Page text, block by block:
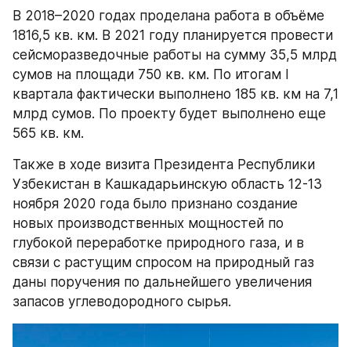
В 2018–2020 годах проделана работа в объёме
1816,5 кв. км. В 2021 году планируется провести
сейсморазведочные работы на сумму 35,5 млрд
сумов на площади 750 кв. км. По итогам I
квартала фактически выполнено 185 кв. км на 7,1
млрд сумов. По проекту будет выполнено еще
565 кв. км.
Также в ходе визита Президента Республики
Узбекистан в Кашкадарьинскую область 12-13
ноября 2020 года было признано создание
новых производственных мощностей по
глубокой переработке природного газа, и в
связи с растущим спросом на природный газ
даны поручения по дальнейшего увеличения
запасов углеводородного сырья.